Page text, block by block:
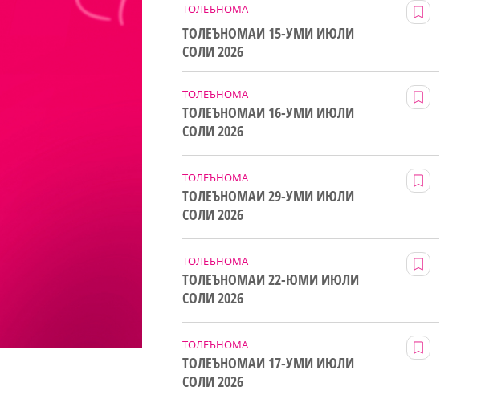
ТОЛЕЪНОМА
ТОЛЕЪНОМАИ 15-УМИ ИЮЛИ
СОЛИ 2026
ТОЛЕЪНОМА
ТОЛЕЪНОМАИ 16-УМИ ИЮЛИ
СОЛИ 2026
ТОЛЕЪНОМА
ТОЛЕЪНОМАИ 29-УМИ ИЮЛИ
СОЛИ 2026
ТОЛЕЪНОМА
ТОЛЕЪНОМАИ 22-ЮМИ ИЮЛИ
СОЛИ 2026
ТОЛЕЪНОМА
ТОЛЕЪНОМАИ 17-УМИ ИЮЛИ
СОЛИ 2026